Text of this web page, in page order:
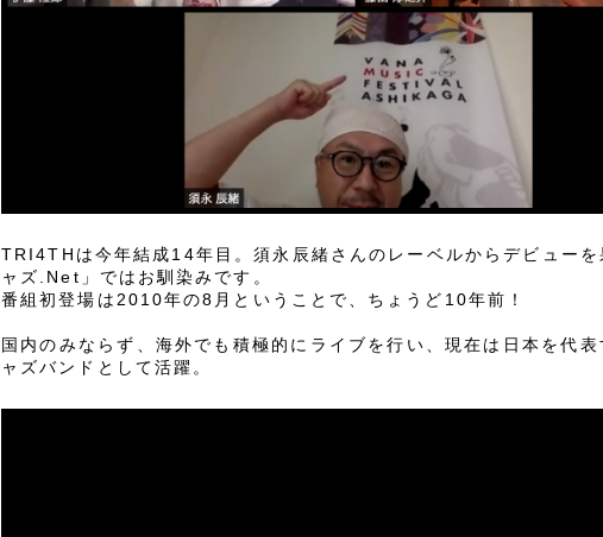
TRI4THは今年結成14年目。須永辰緒さんのレーベルからデビューを
ャズ.Net」ではお馴染みです。
番組初登場は2010年の8月ということで、ちょうど10年前！
国内のみならず、海外でも積極的にライブを行い、現在は日本を代表
ャズバンドとして活躍。